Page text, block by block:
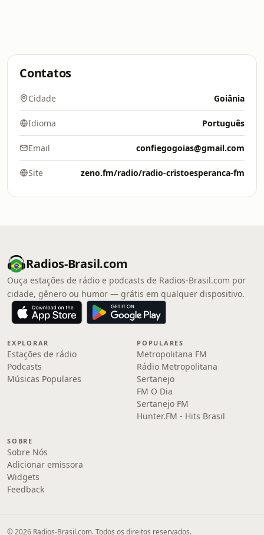
Contatos
Cidade Goiânia
Idioma Português
Email confiegogoias@gmail.com
Site zeno.fm/radio/radio-cristoesperanca-fm
Radios-Brasil.com
Ouça estações de rádio e podcasts de Radios-Brasil.com por
cidade, gênero ou humor — grátis em qualquer dispositivo.
EXPLORAR
Estações de rádio
Podcasts
Músicas Populares
POPULARES
Metropolitana FM
Rádio Metropolitana
Sertanejo
FM O Dia
Sertanejo FM
Hunter.FM - Hits Brasil
SOBRE
Sobre Nós
Adicionar emissora
Widgets
Feedback
© 2026 Radios-Brasil.com. Todos os direitos reservados.